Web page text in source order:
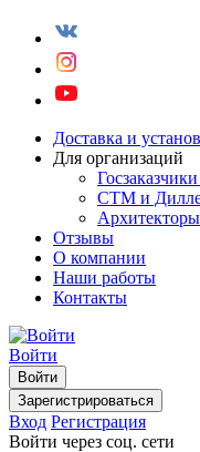
Доставка и
Для организаций
СТМ и
Отзывы
О компании
Наши работы
Контакты
Войти
Войти
Зарегистрироваться
Вход Регистрация
Войти через соц. сети